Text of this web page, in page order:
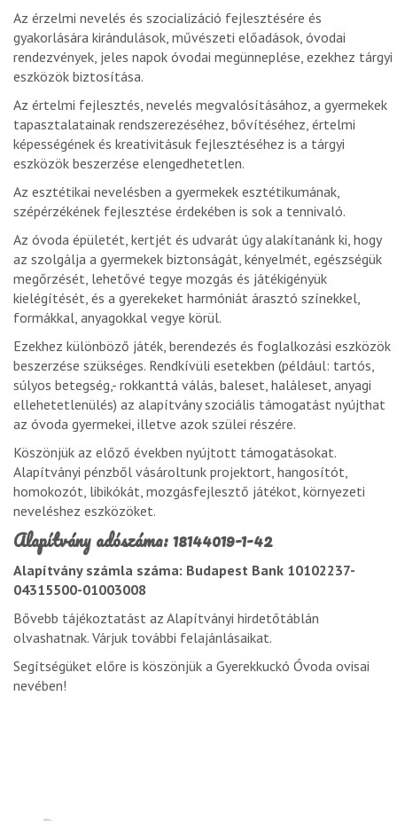
Az érzelmi nevelés és szocializáció fejlesztésére és
gyakorlására kirándulások, művészeti előadások, óvodai
rendezvények, jeles napok óvodai megünneplése, ezekhez tárgyi
eszközök biztosítása.
Az értelmi fejlesztés, nevelés megvalósításához, a gyermekek
tapasztalatainak rendszerezéséhez, bővítéséhez, értelmi
képességének és kreativitásuk fejlesztéséhez is a tárgyi
eszközök beszerzése elengedhetetlen.
Az esztétikai nevelésben a gyermekek esztétikumának,
szépérzékének fejlesztése érdekében is sok a tennivaló.
Az óvoda épületét, kertjét és udvarát úgy alakítanánk ki, hogy
az szolgálja a gyermekek biztonságát, kényelmét, egészségük
megőrzését, lehetővé tegye mozgás és játékigényük
kielégítését, és a gyerekeket harmóniát árasztó színekkel,
formákkal, anyagokkal vegye körül.
Ezekhez különböző játék, berendezés és foglalkozási eszközök
beszerzése szükséges. Rendkívüli esetekben (például: tartós,
súlyos betegség,- rokkanttá válás, baleset, haláleset, anyagi
ellehetetlenülés) az alapítvány szociális támogatást nyújthat
az óvoda gyermekei, illetve azok szülei részére.
Köszönjük az előző években nyújtott támogatásokat.
Alapítványi pénzből vásároltunk projektort, hangosítót,
homokozót, libikókát, mozgásfejlesztő játékot, környezeti
neveléshez eszközöket.
Alapítvány adószáma: 18144019-1-42
Alapítvány számla száma: Budapest Bank 10102237-
04315500-01003008
Bővebb tájékoztatást az Alapítványi hirdetőtáblán
olvashatnak. Várjuk további felajánlásaikat.
Segítségüket előre is köszönjük a Gyerekkuckó Óvoda ovisai
nevében!